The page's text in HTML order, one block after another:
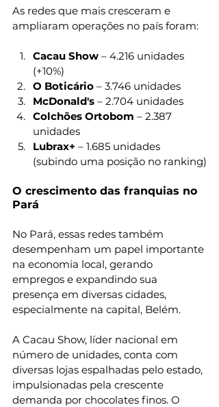
As redes que mais cresceram e
ampliaram operações no país foram:
Cacau Show – 4.216 unidades
(+10%)
O Boticário – 3.746 unidades
McDonald's – 2.704 unidades
Colchões Ortobom – 2.387
unidades
Lubrax+ – 1.685 unidades
(subindo uma posição no ranking)
O crescimento das franquias no
Pará
No Pará, essas redes também
desempenham um papel importante
na economia local, gerando
empregos e expandindo sua
presença em diversas cidades,
especialmente na capital, Belém.
A Cacau Show, líder nacional em
número de unidades, conta com
diversas lojas espalhadas pelo estado,
impulsionadas pela crescente
demanda por chocolates finos. O